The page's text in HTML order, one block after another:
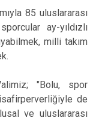
85 uluslararası
ay-yıldızlı
milli takım
"Bolu, spor
de
ve uluslararası